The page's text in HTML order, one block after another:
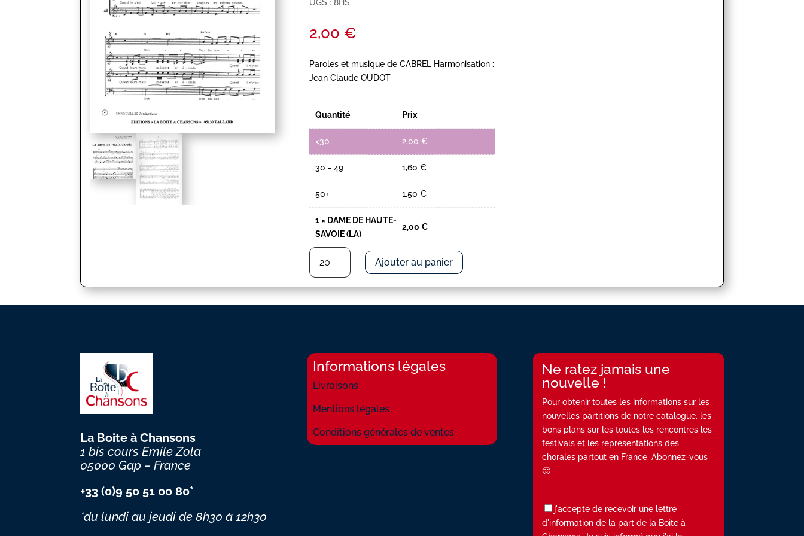
UGS :8HS
2,00 €
Paroles et musique de CABREL Harmonisation :
Jean Claude OUDOT
Quantité Prix
<30 2,00 €
30 - 49 1,60 €
50+ 1,50 €
1 × DAME DE HAUTE-
SAVOIE (LA)
2,00 €
quantité
DAME
DE
HAUTE-
Ajouter au panier
La Boite à Chansons
1 bis cours Emile Zola
05000 Gap – France
+33 (0)9 50 51 00 80*
*du lundi au jeudide 8h30 à 12h30
Informations légales
Livraisons
Mentions légales
Conditions générales de ventes
Ne ratez jamais une
nouvelle !
Pour obtenir toutes les informations sur les
nouvelles partitions de notre catalogue, les
bons plans sur les toutes les rencontres les
festivals et les représentations des
chorales partout en France. Abonnez-vous
🙂
j'accepte de recevoir une lettre
d'information de la part de la Boite à